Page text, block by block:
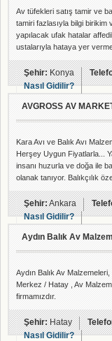
Av tüfekleri satış tamir ve
tamiri fazlasıyla bilgi
yapılacak ufak hatalar
ustalarıyla hataya yer
müşteri isteği
,tercihi doğrultusunda öz
Şehir:Konya
Nasıl Gidilir?
AVGROSS AV
Kara Avı ve Balık Avı
Herşey Uygun Fiyatlarla...
insanı huzurla ve doğa ile
olanak tanıyor. Balıkçılık
da aslında günümüzde
görebiliriz. Özellikle sezon
Şehir:Ankara
Nasıl Gidilir?
Aydın Balık Av
Aydın Balık Av
Merkez / Hatay , Av
firmamızdır.
Şehir:Hatay
Nasıl Gidilir?